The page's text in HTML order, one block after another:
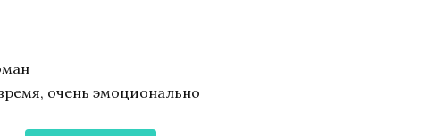
очень эмоционально